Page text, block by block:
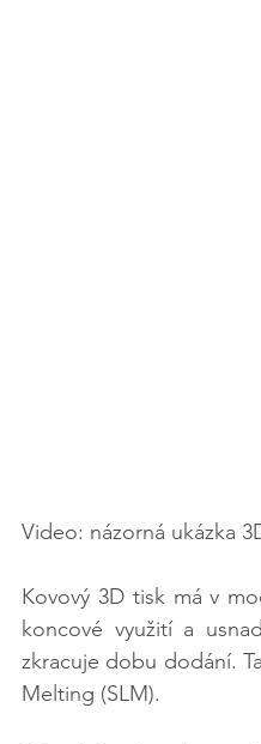
Video: názorná ukázka
Kovový 3D tisk má v
koncové využití a
zkracuje dobu dodání.
Melting (SLM).